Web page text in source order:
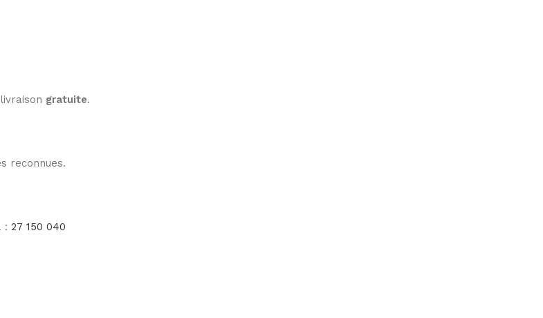
gratuite.
reconnues.
: 27 150 040